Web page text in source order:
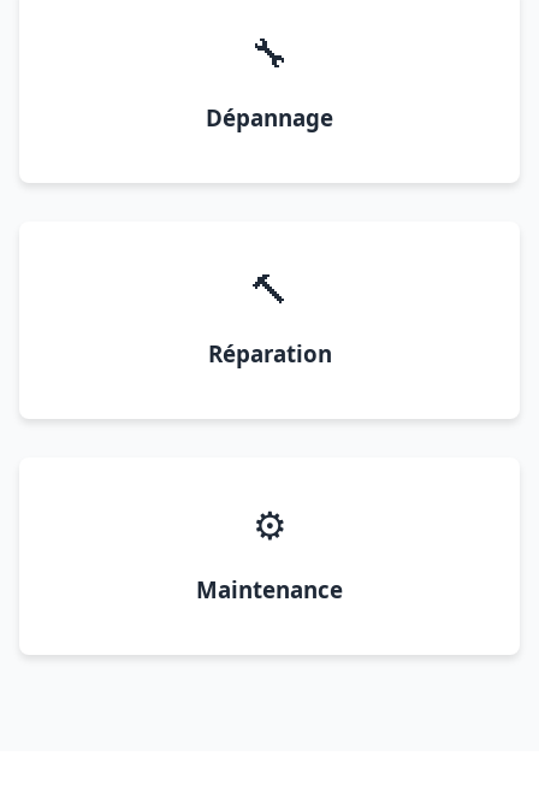
🔧
Dépannage
🔨
Réparation
⚙️
Maintenance